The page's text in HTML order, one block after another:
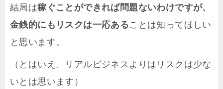
結局は稼ぐことができれば問題ないわけですが、
金銭的にもリスクは一応あることは知ってほしい
と思います。
（とはいえ、リアルビジネスよりはリスクは少な
いとは思います）